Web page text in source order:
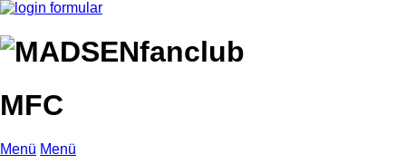
MFC
Menü Menü